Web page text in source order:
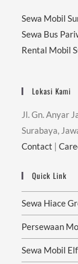
Sewa Mobil
Sewa Bus
Rental Mobil
Lokasi Kami
Jl. Gn. Anyar
Surabaya,
Contact |
Quick Link
Sewa Hiace
Persewaan
Sewa Mobil